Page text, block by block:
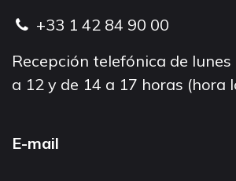
+33 1 42 84 90 00
Recepción telefónica de lunes
a 12 y de 14 a 17 horas (hora
E-mail